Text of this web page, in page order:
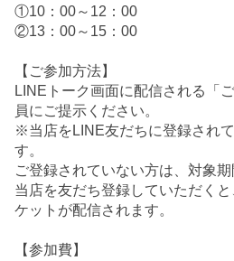
①10：00～12：00
②13：00～15：00
【ご参加方法】
LINEトーク画面に配信される「
員にご提示ください。
※当店をLINE友だちに登録され
す。
ご登録されていない方は、対象
当店を友だち登録していただく
ケットが配信されます。
【参加費】